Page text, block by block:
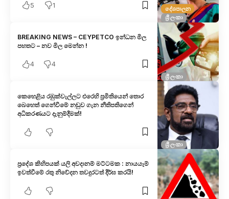
දේශපාලන
ශ්‍රී ලංකා
5 1
ශ්‍රී ලංකා
BREAKING NEWS – CEYPETCO ඉන්ධන මිල
පහතට – නව මිල මෙන්න !
4 4
ශ්‍රී ලංකා
කෙහෙළිය රඹුක්වැල්ලට එරෙ​හි ප්‍රමිතියෙන් තොර
බෙහෙත් ගෙන්වීමේ නඩුව ගැන නීතිපතිගෙන්
අධිකරණයට දැනුම්දීමක්!
ප්‍රදේශ කිහිපයක් යලි අවදානම් මට්ටමක : නායයෑම්
ඉවත්වීමේ රතු නිවේදන තවදුරටත් දීර්ඝ කරයි!